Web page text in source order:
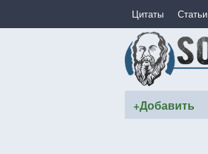
Цитаты Статьи
+Добавить